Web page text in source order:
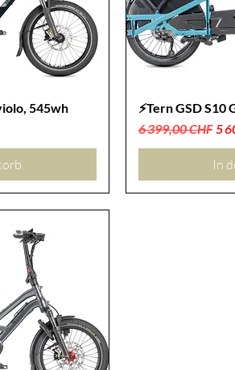
545wh
⚡Tern GSD
Standardpreis
6 399,00 CHF 5
In